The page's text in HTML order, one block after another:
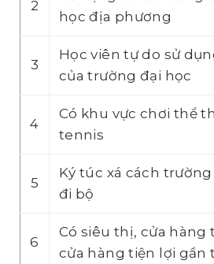
2
học địa phương
3
Học viên tự do sử
của trường đại học
4
Có khu vực chơi thể
tennis
5
Ký túc xá cách
đi bộ
6
Có siêu thị, cửa hàng
cửa hàng tiện lợi gần